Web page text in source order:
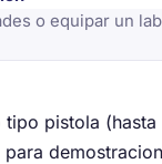
o equipar un
pistola (hasta